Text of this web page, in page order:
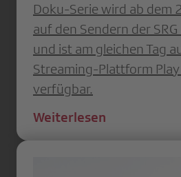
Doku-Serie wird ab dem
auf den Sendern der
und ist am gleichen Tag
Streaming-Plattform Play
verfügbar.
Weiterlesen